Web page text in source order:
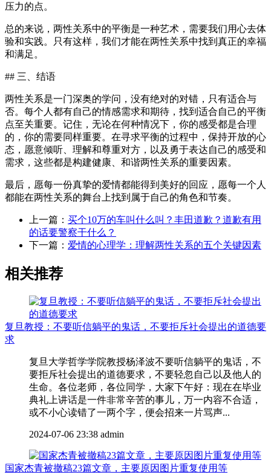
压力的点。
总的来说，两性关系中的平衡是一种艺术，需要我们用心去体
验和实践。只有这样，我们才能在两性关系中找到真正的幸福
和满足。
## 三、结语
两性关系是一门深奥的学问，没有绝对的对错，只有适合与
否。每个人都有自己的情感需求和期待，找到适合自己的平衡
点至关重要。记住，无论在何种情况下，你的感受都是合理
的，你的需要同样重要。在寻求平衡的过程中，保持开放的心
态，愿意倾听、理解和尊重对方，以及勇于表达自己的感受和
需求，这些都是构建健康、和谐两性关系的重要因素。
最后，愿每一份真挚的爱情都能得到美好的回应，愿每一个人
都能在两性关系的舞台上找到属于自己的角色和节奏。
上一篇： 买个10万的车叫什么叫？丰田道歉？道歉有用
的话要警察干什么？
下一篇： 爱情的心理学：理解两性关系的五个关键因素
相关推荐
复旦教授：不要听信躺平的鬼话，不要拒斥社会提出的道德要
求
复旦大学哲学学院教授杨泽波不要听信躺平的鬼话，不
要拒斥社会提出的道德要求，不要轻忽自己以及他人的
生命。各位老师，各位同学，大家下午好：现在在毕业
典礼上讲话是一件非常辛苦的事儿，万一内容不合适，
或不小心读错了一两个字，便会招来一片骂声...
2024-07-06 23:38 admin
国家杰青被撤稿23篇文章，主要原因图片重复使用等